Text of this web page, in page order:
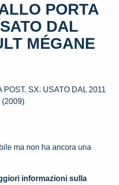
PORTA
DAL
MÉGANE
SX. USATO DAL 2011
(2009)
ma non ha ancora una
informazioni sulla